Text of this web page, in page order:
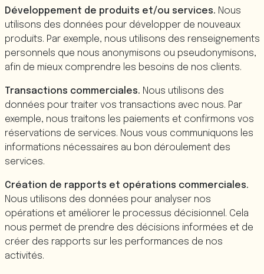
Développement de produits et/ou services. Nous
utilisons des données pour développer de nouveaux
produits. Par exemple, nous utilisons des renseignements
personnels que nous anonymisons ou pseudonymisons,
afin de mieux comprendre les besoins de nos clients.
Transactions commerciales. Nous utilisons des
données pour traiter vos transactions avec nous. Par
exemple, nous traitons les paiements et confirmons vos
réservations de services. Nous vous communiquons les
informations nécessaires au bon déroulement des
services.
Création de rapports et opérations commerciales.
Nous utilisons des données pour analyser nos
opérations et améliorer le processus décisionnel. Cela
nous permet de prendre des décisions informées et de
créer des rapports sur les performances de nos
activités.